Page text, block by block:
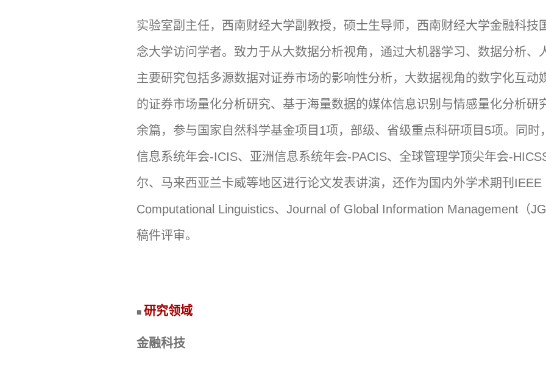
实验室副主任，西南财经大学副教授，硕士生导师，西南财经大学金融科
念大学访问学者。致力于从大数据分析视角，通过大机器学习、数据分析
主要研究包括多源数据对证券市场的影响性分析，大数据视角的数字化互
的证券市场量化分析研究、基于海量数据的媒体信息识别与情感量化分析
余篇，参与国家自然科学基金项目1项，部级、省级重点科研项目5项。同
信息系统年会-ICIS、亚洲信息系统年会-PACIS、全球管理学顶尖年会-
尔、马来西亚兰卡威等地区进行论文发表讲演，还作为国内外学术期刊
Computational Linguistics、Journal of Global Information Management（
稿件评审。
■ 研究领域
金融科技